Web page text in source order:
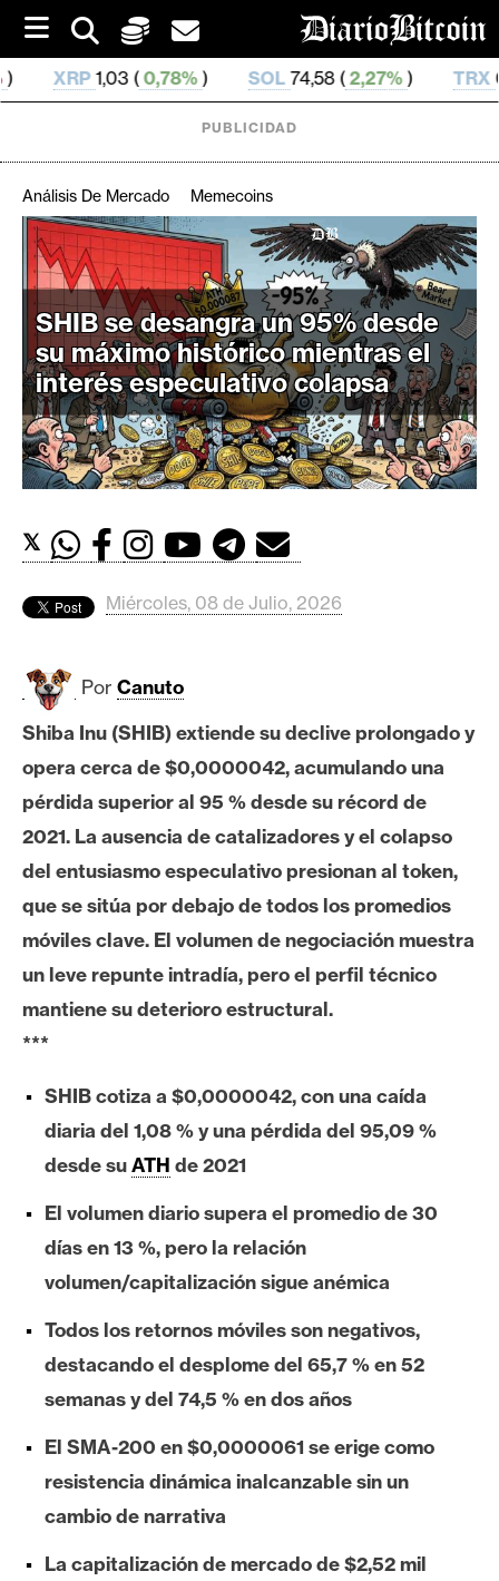
i
p
t
o
SOL 74,58 (2,27%) TRX 0,327 39 ( 0,19%)
C
r
i
p
t
o
M
e
r
d
s
B
i
t
c
o
n
E
e
u
m
I
n
á
l
s
i
s
PUBLICIDAD
Análisis De Mercado Memecoins
SHIB se desangra un 95% desde
su máximo histórico mientras el
interés especulativo colapsa
𝕏
Miércoles, 08 de Julio, 2026
Por Canuto
Shiba Inu (SHIB) extiende su declive prolongado y
opera cerca de $0,0000042, acumulando una
pérdida superior al 95 % desde su récord de
2021. La ausencia de catalizadores y el colapso
del entusiasmo especulativo presionan al token,
que se sitúa por debajo de todos los promedios
móviles clave. El volumen de negociación muestra
un leve repunte intradía, pero el perfil técnico
mantiene su deterioro estructural.
***
SHIB cotiza a $0,0000042, con una caída
diaria del 1,08 % y una pérdida del 95,09 %
desde suATH de 2021
El volumen diario supera el promedio de 30
días en 13 %, pero la relación
volumen/capitalización sigue anémica
Todos los retornos móviles son negativos,
destacando el desplome del 65,7 % en 52
semanas y del 74,5 % en dos años
El SMA-200 en $0,0000061 se erige como
resistencia dinámica inalcanzable sin un
cambio de narrativa
La capitalización de mercado de $2,52 mil